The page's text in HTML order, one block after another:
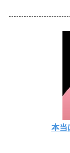
本当